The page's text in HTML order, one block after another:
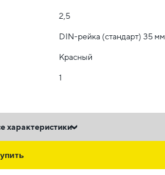
2,5
DIN-рейка (стандарт) 35 мм
Красный
1
характеристики